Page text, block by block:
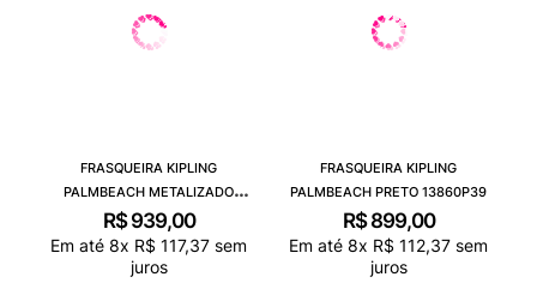
FRASQUEIRA KIPLING
PALMBEACH METALIZADO
2574748I
R$ 939,00
Em até 8x R$ 117,37 sem
juros
FRASQUEIRA KIPLING
PALMBEACH PRETO 13860P39
R$ 899,00
Em até 8x R$ 112,37 sem
juros